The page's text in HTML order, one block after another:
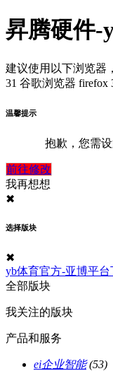
昇腾硬件-
建议使用以下浏览器
31 谷歌浏览器 firefox
温馨提示
抱歉，您需
前往修改
我再想想
✖
选择版块
✖
yb体育官方-亚博平台
全部版块
我关注的版块
产品和服务
ei企业智能 (53)